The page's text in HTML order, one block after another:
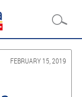
FEBRUARY 15, 2019